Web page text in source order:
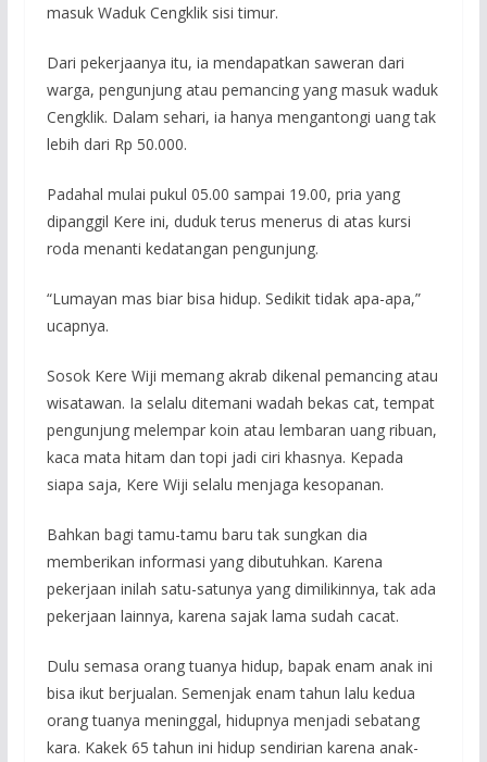
masuk Waduk Cengklik sisi timur.
Dari pekerjaanya itu, ia mendapatkan saweran dari
warga, pengunjung atau pemancing yang masuk waduk
Cengklik. Dalam sehari, ia hanya mengantongi uang tak
lebih dari Rp 50.000.
Padahal mulai pukul 05.00 sampai 19.00, pria yang
dipanggil Kere ini, duduk terus menerus di atas kursi
roda menanti kedatangan pengunjung.
“Lumayan mas biar bisa hidup. Sedikit tidak apa-apa,”
ucapnya.
Sosok Kere Wiji memang akrab dikenal pemancing atau
wisatawan. Ia selalu ditemani wadah bekas cat, tempat
pengunjung melempar koin atau lembaran uang ribuan,
kaca mata hitam dan topi jadi ciri khasnya. Kepada
siapa saja, Kere Wiji selalu menjaga kesopanan.
Bahkan bagi tamu-tamu baru tak sungkan dia
memberikan informasi yang dibutuhkan. Karena
pekerjaan inilah satu-satunya yang dimilikinnya, tak ada
pekerjaan lainnya, karena sajak lama sudah cacat.
Dulu semasa orang tuanya hidup, bapak enam anak ini
bisa ikut berjualan. Semenjak enam tahun lalu kedua
orang tuanya meninggal, hidupnya menjadi sebatang
kara. Kakek 65 tahun ini hidup sendirian karena anak-